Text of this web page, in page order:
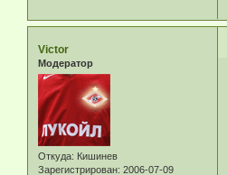
Victor
Модератор
Откуда: Кишинев
Зарегистрирован: 2006-07-09